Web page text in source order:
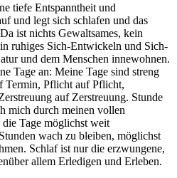
tiefe Entspanntheit und
und legt sich schlafen und das
ist nichts Gewalt­sames, kein
ruhiges Sich-Entwickeln und Sich-
und dem Menschen innewohnen.
Tage an: Meine Tage sind streng
Termin, Pflicht auf Pflicht,
auf Zerstreuung. Stunde
mich durch meinen vollen
Tage möglichst weit
wach zu bleiben, möglichst
Schlaf ist nur die erzwungene,
allem Erledigen und Erleben.